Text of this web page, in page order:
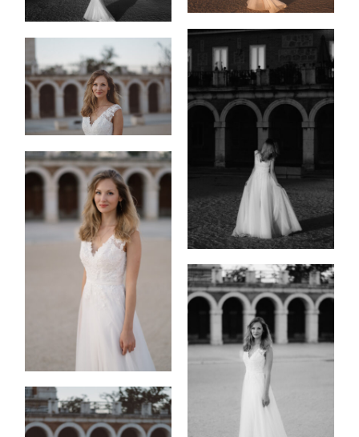
PORTFOLIO
VÍDEOS
QUIEN
SOY
INFO,
P&R
BLOG
|
HISTORIAS
EVENTOS
|
MODA
CONTACTO